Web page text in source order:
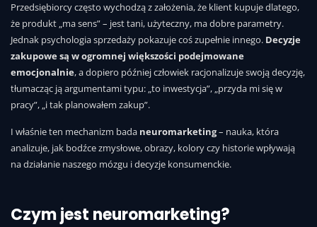
Przedsiębiorcy często wychodzą z założenia, że klient kupuje dlatego,
że produkt „ma sens” – jest tani, użyteczny, ma dobre parametry.
Jednak psychologia sprzedaży pokazuje coś zupełnie innego. Decyzje
zakupowe są w ogromnej większości podejmowane
emocjonalnie, a dopiero później człowiek racjonalizuje swoją decyzję,
tłumacząc ją argumentami typu: „to inwestycja”, „przyda mi się w
pracy”, „i tak planowałem zakup”.
I właśnie ten mechanizm bada neuromarketing– nauka, która
analizuje, jak bodźce zmysłowe, obrazy, kolory czy historie wpływają
na działanie naszego mózgu i decyzje konsumenckie.
Czym jest neuromarketing?